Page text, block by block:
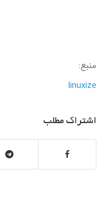
منبع:
linuxize
اشتراک مطلب